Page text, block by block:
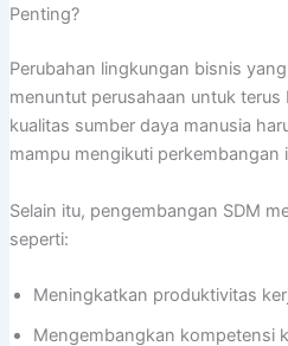
Penting?
Perubahan lingkungan bisnis
menuntut perusahaan untuk terus
kualitas sumber daya manusia
mampu mengikuti perkembangan
Selain itu, pengembangan SDM
seperti:
Meningkatkan produktivitas
Mengembangkan kompetensi